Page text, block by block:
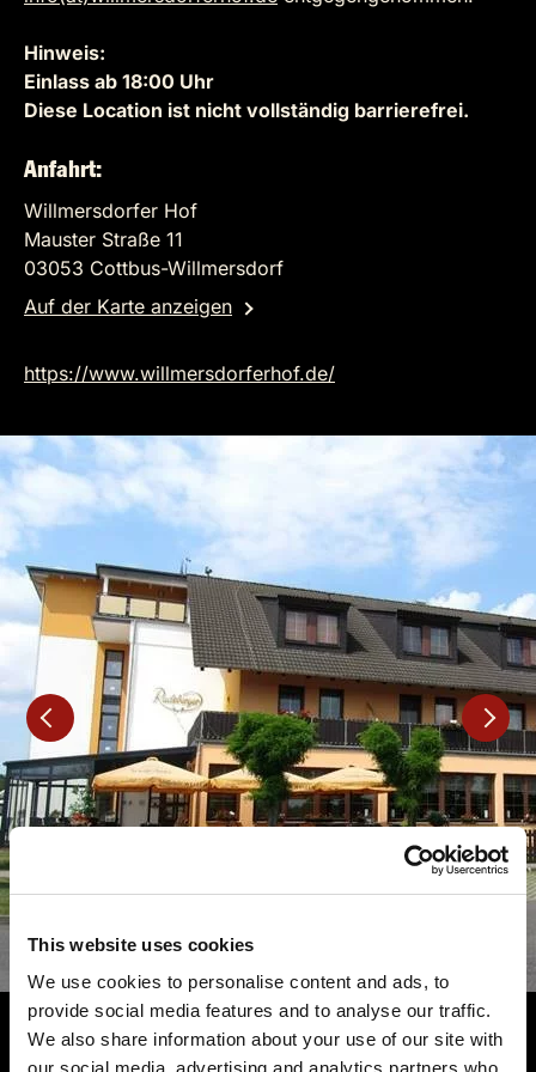
This website uses cookies
We use cookies to personalise content and ads, to
provide social media features and to analyse our traffic.
We also share information about your use of our site with
our social media, advertising and analytics partners who
Hinweis:
Einlass ab 18:00 Uhr
Diese Location ist nicht vollständig barrierefrei.
Anfahrt:
Willmersdorfer Hof
Mauster Straße 11
03053 Cottbus-Willmersdorf
Auf der Karte anzeigen
https://www.willmersdorferhof.de/